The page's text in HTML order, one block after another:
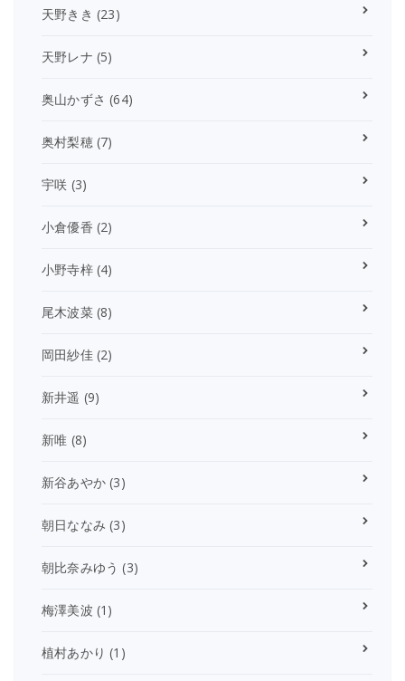
天野きき (23)
天野レナ (5)
奥山かずさ (64)
奥村梨穂(7)
宇咲 (3)
小倉優香 (2)
小野寺梓(4)
尾木波菜(8)
岡田紗佳(2)
新井遥 (9)
新唯 (8)
新谷あやか (3)
朝日ななみ (3)
朝比奈みゆう (3)
梅澤美波 (1)
植村あかり (1)